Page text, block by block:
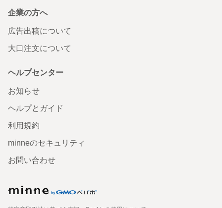
企業の方へ
広告出稿について
大口注文について
ヘルプセンター
お知らせ
ヘルプとガイド
利用規約
minneのセキュリティ
お問い合わせ